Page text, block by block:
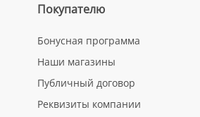
Покупателю
Бонусная программа
Наши магазины
Публичный договор
Реквизиты компании